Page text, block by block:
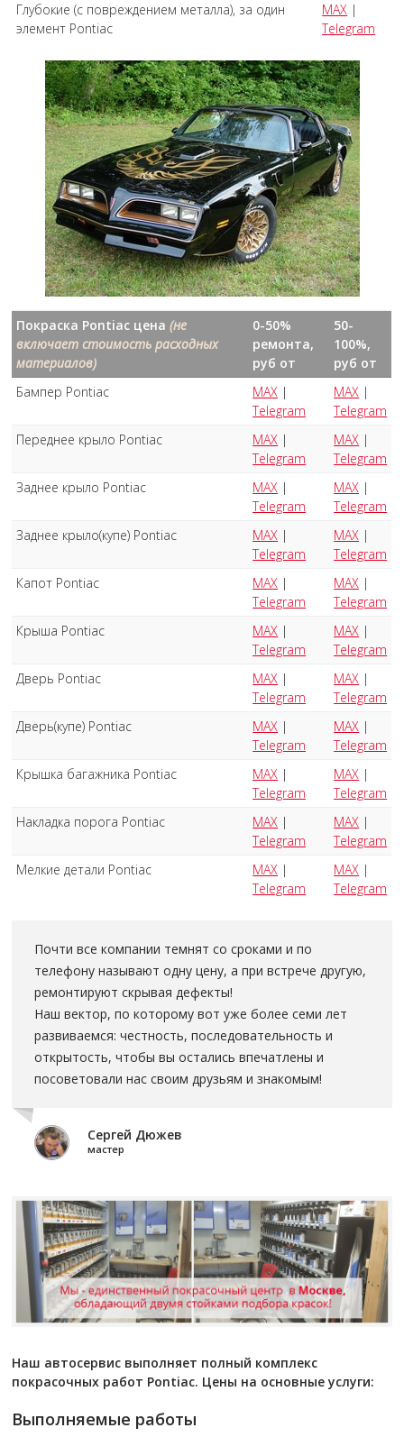
Глубокие (с повреждением металла), за один
элемент Pontiac
MAX |
Telegram
Покраска Pontiac цена(не
включает стоимость расходных
материалов)
0-50%
ремонта,
руб от
50-
100%,
руб от
Бампер Pontiac
MAX |
Telegram
MAX |
Telegram
Переднее крыло Pontiac
MAX |
Telegram
MAX |
Telegram
Заднее крыло Pontiac
MAX |
Telegram
MAX |
Telegram
Заднее крыло(купе) Pontiac
MAX |
Telegram
MAX |
Telegram
Капот Pontiac
MAX |
Telegram
MAX |
Telegram
Крыша Pontiac
MAX |
Telegram
MAX |
Telegram
Дверь Pontiac
MAX |
Telegram
MAX |
Telegram
Дверь(купе) Pontiac
MAX |
Telegram
MAX |
Telegram
Крышка багажника Pontiac
MAX |
Telegram
MAX |
Telegram
Накладка порога Pontiac
MAX |
Telegram
MAX |
Telegram
Мелкие детали Pontiac
MAX |
Telegram
MAX |
Telegram
Почти все компании темнят со сроками и по
телефону называют одну цену, а при встрече другую,
ремонтируют скрывая дефекты!
Наш вектор, по которому вот уже более семи лет
развиваемся: честность, последовательность и
открытость, чтобы вы остались впечатлены и
посоветовали нас своим друзьям и знакомым!
Сергей Дюжев
мастер
Наш автосервис выполняет полный комплекс
покрасочных работ Pontiac. Цены на основные услуги:
Выполняемые работы